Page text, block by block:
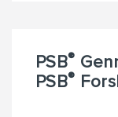
PSB®
PSB®